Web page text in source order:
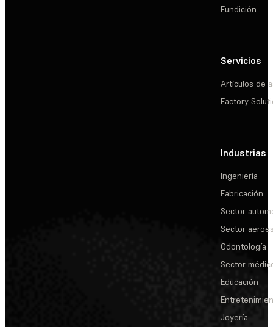
Fundición
Servicios
Artículos de
Factory
Industrias
Ingeniería
Fabricación
Sector
Sector
Odontología
Sector
Educación
Joyería